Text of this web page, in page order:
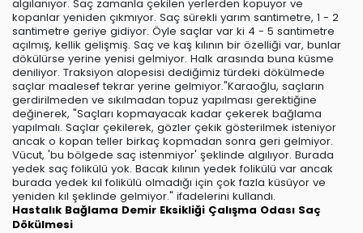
algılanıyor. Saç zamanla çekilen yerlerden kopuyor ve
kopanlar yeniden çıkmıyor. Saç sürekli yarım santimetre, 1 - 2
santimetre geriye gidiyor. Öyle saçlar var ki 4 - 5 santimetre
açılmış, kellik gelişmiş. Saç ve kaş kılının bir özelliği var, bunlar
dökülürse yerine yenisi gelmiyor. Halk arasında buna küsme
deniliyor. Traksiyon alopesisi dediğimiz türdeki dökülmede
saçlar maalesef tekrar yerine gelmiyor."Karaoğlu, saçların
gerdirilmeden ve sıkılmadan topuz yapılması gerektiğine
değinerek, "Saçları kopmayacak kadar çekerek bağlama
yapılmalı. Saçlar çekilerek, gözler çekik gösterilmek isteniyor
ancak o kopan teller birkaç kopmadan sonra geri gelmiyor.
Vücut, 'bu bölgede saç istenmiyor' şeklinde algılıyor. Burada
yedek saç folikülü yok. Bacak kılının yedek folikülü var ancak
burada yedek kıl folikülü olmadığı için çok fazla küsüyor ve
yeniden kıl şeklinde gelmiyor." ifadelerini kullandı.
Hastalık Bağlama Demir Eksikliği Çalışma Odası Saç
Dökülmesi